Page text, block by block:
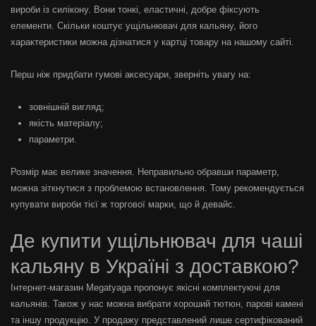
вироби із силікону. Вони тонкі, еластичні, добре фіксують
елементи. Скільки коштує ущільнювач для кальяну, його
характеристики можна дізнатися у картці товару на нашому сайті.
Перш ніж придбати гумові аксесуари, зверніть увагу на:
зовнішній вигляд;
якість матеріалу;
параметри.
Розмір має велике значення. Неправильно обравши параметр,
можна зіткнутися з проблемою встановлення. Тому рекомендується
купувати вироби тієї ж торгової марки, що й девайс.
Де купити ущільнювач для чаші
кальяну в Україні з доставкою?
Інтернет-магазин Megatyaga пропонує якісні комплектуючі для
кальянів. Також у нас можна вибрати хороший тютюн, парові камені
та іншу продукцію. У продажу представлений лише сертифікований